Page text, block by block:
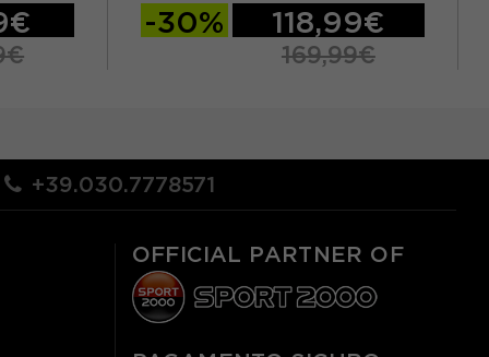
-30% 118,99€
169,99€
+39.030.7778571
OFFICIAL PARTNER OF